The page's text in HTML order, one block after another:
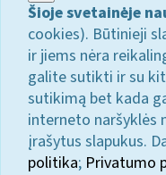
Šioje svetainėje
cookies). Būtinieji
ir jiems nėra
galite sutikti ir su
sutikimą bet kada
interneto naršyklės
įrašytus slapukus.
politika; Privatumo